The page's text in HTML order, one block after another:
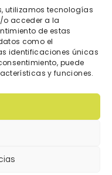
utilizamos tecnologías
o acceder a la
de estas
como el
identificaciones únicas
puede
y funciones.